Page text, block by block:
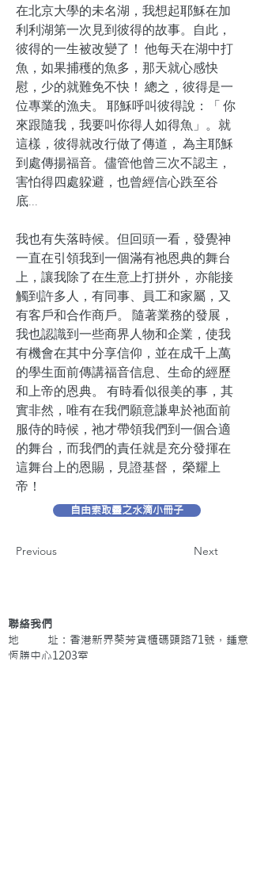
在北京大學的未名湖，我想起耶穌在加
利利湖第一次見到彼得的故事。自此，
彼得的一生被改變了！ 他每天在湖中打
魚，如果捕穫的魚多，那天就心感快
慰，少的就難免不快！ 總之，彼得是一
位專業的漁夫。 耶穌呼叫彼得說：「 你
來跟隨我，我要叫你得人如得魚」。就
這樣，彼得就改行做了傳道， 為主耶穌
到處傳揚福音。儘管他曾三次不認主，
害怕得四處躱避，也曾經信心跌至谷
底...
我也有失落時候。但回頭一看，發覺神
一直在引領我到一個滿有祂恩典的舞台
上，讓我除了在生意上打拼外， 亦能接
觸到許多人，有同事、員工和家屬，又
有客戶和合作商戶。 隨著業務的發展，
我也認識到一些商界人物和企業，使我
有機會在其中分享信仰，並在成千上萬
的學生面前傳講福音信息、生命的經歷
和上帝的恩典。 有時看似很美的事，其
實非然，唯有在我們願意謙卑於祂面前
服侍的時候，祂才帶領我們到一個合適
的舞台，而我們的責任就是充分發揮在
這舞台上的恩賜，見證基督， 榮耀上
帝！
自由索取靈之水滴小冊子
Previous Next
聯絡我們
地 址：香港新界葵芳貨櫃碼頭路71號，鍾意
恆勝中心1203室